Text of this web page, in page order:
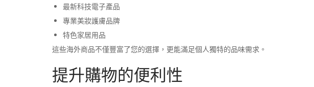
最新科技電子產品
專業美妝護膚品牌
特色家居用品
這些海外商品不僅豐富了您的選擇，更能滿足個人獨特的品味需求。
提升購物的便利性